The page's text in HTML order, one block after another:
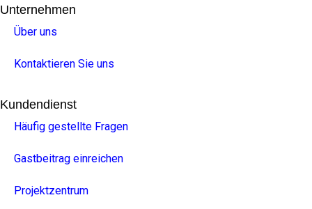
Unternehmen
Über uns
Kontaktieren Sie uns
Kundendienst
Häufig gestellte Fragen
Gastbeitrag einreichen
Projektzentrum